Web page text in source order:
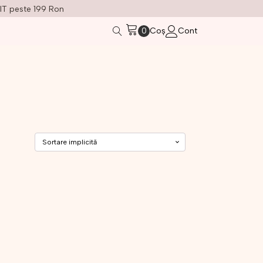
peste 199 Ron
Coș Cont